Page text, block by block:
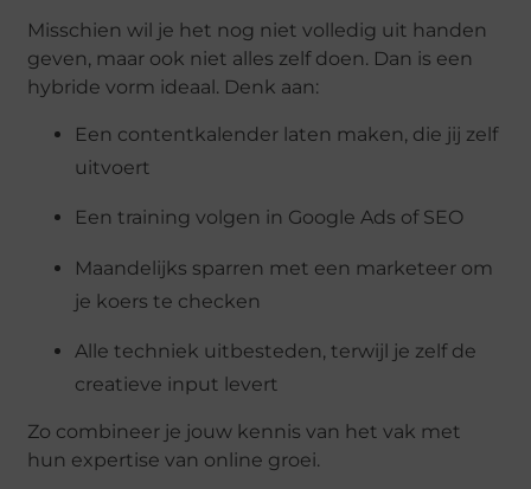
Misschien wil je het nog niet volledig uit handen
geven, maar ook niet alles zelf doen. Dan is een
hybride vorm ideaal. Denk aan:
Een contentkalender laten maken, die jij zelf
uitvoert
Een training volgen in Google Ads of SEO
Maandelijks sparren met een marketeer om
je koers te checken
Alle techniek uitbesteden, terwijl je zelf de
creatieve input levert
Zo combineer je jouw kennis van het vak met
hun expertise van online groei.